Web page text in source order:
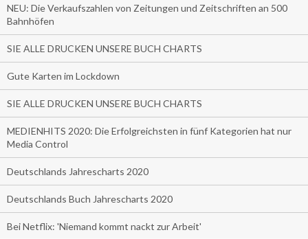
NEU: Die Verkaufszahlen von Zeitungen und Zeitschriften an 500
Bahnhöfen
SIE ALLE DRUCKEN UNSERE BUCH CHARTS
Gute Karten im Lockdown
SIE ALLE DRUCKEN UNSERE BUCH CHARTS
MEDIENHITS 2020: Die Erfolgreichsten in fünf Kategorien hat nur
Media Control
Deutschlands Jahrescharts 2020
Deutschlands Buch Jahrescharts 2020
Bei Netflix: 'Niemand kommt nackt zur Arbeit'